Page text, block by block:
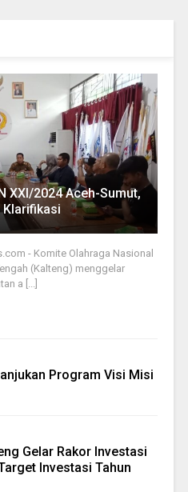
XXI/2024 Aceh-Sumut,
Klarifikasi
- Komite Olahraga Nasional
(Kalteng) menggelar
a [...]
Program Visi Misi
Gelar Rakor Investasi
Investasi Tahun